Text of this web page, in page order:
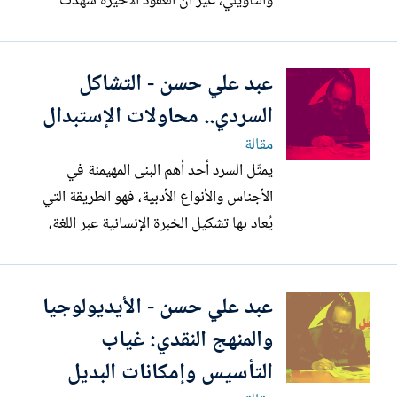
المقالاتي والبحثي دون تحقيق قيمة معرفية
موازية، أو دون أن يقود هذا الكمّ الكبير إلى
تطوير أدوات التحليل...
عبد علي حسن - التشاكل
السردي.. محاولات الإستبدال
مقالة
يمثّل السرد أحد أهم البنى المهيمنة في
الأجناس والأنواع الأدبية، فهو الطريقة التي
يُعاد بها تشكيل الخبرة الإنسانية عبر اللغة،
الرواية والقصة ليغدو مكوّناً عابراً للأنواع، فهو
حاضر في الشعر كما في النثر، وفي الوثيقة...
عبد علي حسن - الأيديولوجيا
والمنهج النقدي: غياب
التأسيس وإمكانات البديل